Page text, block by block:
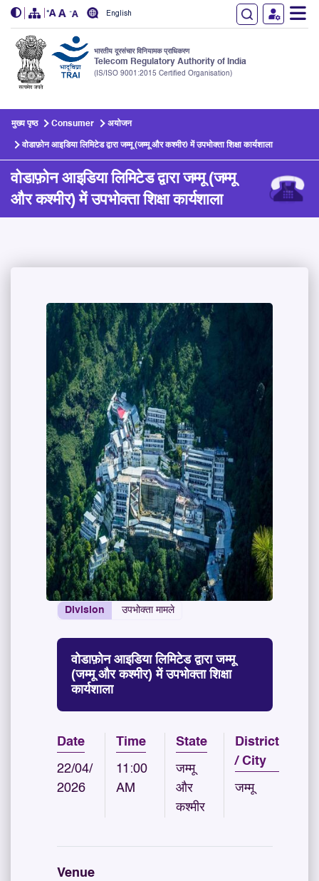
English
भारतीय दूरसंचार विनियामक प्राधिकरण
Telecom Regulatory Authority of India
(IS/ISO 9001:2015 Certified Organisation)
मुख्य पृष्ठ Consumer अयोजन
वोडाफ़ोन आइडिया लिमिटेड द्वारा जम्मू (जम्मू और कश्मीर) में उपभोक्ता शिक्षा कार्यशाला
वोडाफ़ोन आइडिया लिमिटेड द्वारा जम्मू (जम्मू
और कश्मीर) में उपभोक्ता शिक्षा कार्यशाला
Division उपभोक्ता मामले
वोडाफ़ोन आइडिया लिमिटेड द्वारा जम्मू
(जम्मू और कश्मीर) में उपभोक्ता शिक्षा
कार्यशाला
Date
22/04/
2026
Time
11:00
AM
State
जम्मू
और
कश्मीर
District
/ City
जम्मू
Venue